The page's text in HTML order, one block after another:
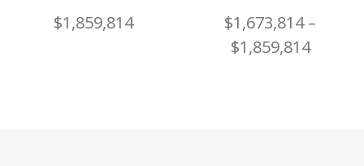
$1,859,814
$1,673,814–
$1,859,814